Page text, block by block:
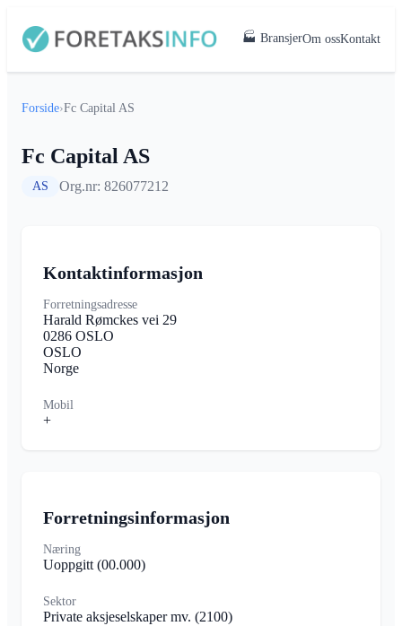
🏭 BransjerOm ossKontakt
Forside›Fc Capital AS
Fc Capital AS
AS Org.nr: 826077212
Kontaktinformasjon
Forretningsadresse
Harald Rømckes vei 29
0286 OSLO
OSLO
Norge
Mobil
+
Forretningsinformasjon
Næring
Uoppgitt (00.000)
Sektor
Private aksjeselskaper mv. (2100)